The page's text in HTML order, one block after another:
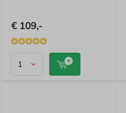
€ 109,-